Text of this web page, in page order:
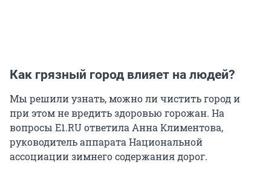
Как грязный город влияет на людей?
Мы решили узнать, можно ли чистить город и
при этом не вредить здоровью горожан. На
вопросы E1.RU ответила Анна Климентова,
руководитель аппарата Национальной
ассоциации зимнего содержания дорог.